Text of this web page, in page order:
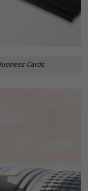
Cards